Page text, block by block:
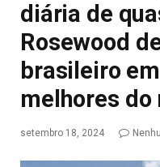
diária de
Rosewood
brasileiro
melhores do
setembro 18, 2024